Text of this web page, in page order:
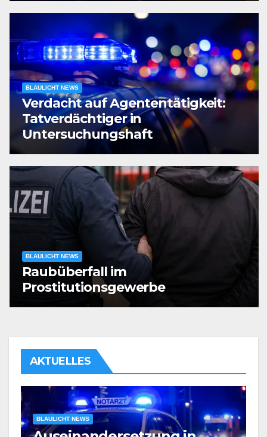
BLAULICHT NEWS
Verdacht auf Agententätigkeit:
Tatverdächtiger in
Untersuchungshaft
BLAULICHT NEWS
Raubüberfall im
Prostitutionsgewerbe
AKTUELLES
BLAULICHT NEWS